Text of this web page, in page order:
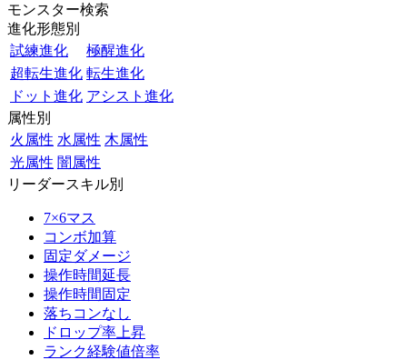
モンスター検索
進化形態別
試練進化
極醒進化
超転生進化 転生進化
ドット進化 アシスト進化
属性別
火属性 水属性 木属性
光属性 闇属性
リーダースキル別
7×6マス
コンボ加算
固定ダメージ
操作時間延長
操作時間固定
落ちコンなし
ドロップ率上昇
ランク経験値倍率